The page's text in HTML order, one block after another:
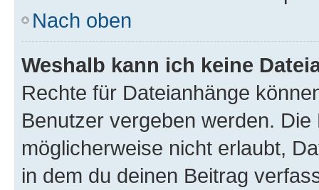
Nach oben
Weshalb kann ich keine
Rechte für Dateianhänge
Benutzer vergeben werden.
möglicherweise nicht erlaubt,
in dem du deinen Beitrag